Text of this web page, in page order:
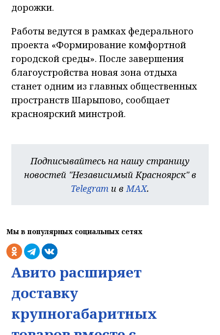
дорожки.
Работы ведутся в рамках федерального
проекта «Формирование комфортной
городской среды». После завершения
благоустройства новая зона отдыха
станет одним из главных общественных
пространств Шарыпово, сообщает
красноярский минстрой.
Подписывайтесь на нашу страницу
новостей "Независимый Красноярск" в
Telegram и в MAX.
Мы в популярных социальных сетях
Авито расширяет
доставку
крупногабаритных
На сайте используется веб-